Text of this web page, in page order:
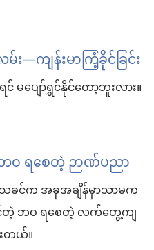
း​—ကျန်းမာကြံ့ခိုင်ခြင်း
င် မပျော်ရွှင်နိုင်တော့ဘူးလား။
ဝ ရစေတဲ့ ဉာဏ်ပညာ
သခင်က အခုအချိန်မှာသာမက
င်တဲ့ ဘဝ ရစေတဲ့ လက်တွေ့ကျ
တယ်။